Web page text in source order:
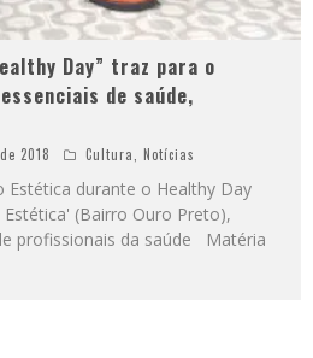
Day” traz para o
de saúde,
2018 Cultura, Notícias
Estética durante o Healthy Day
Estética' (Bairro Ouro Preto),
profissionais da saúde Matéria